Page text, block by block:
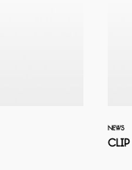
NEWS
Clip